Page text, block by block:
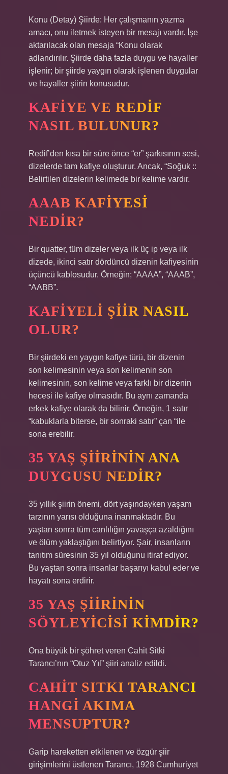
Konu (Detay) Şiirde: Her çalışmanın yazma
amacı, onu iletmek isteyen bir mesajı vardır. İşe
aktarılacak olan mesaja “Konu olarak
adlandırılır. Şiirde daha fazla duygu ve hayaller
işlenir; bir şiirde yaygın olarak işlenen duygular
ve hayaller şiirin konusudur.
KAFIYE VE REDIF
NASIL BULUNUR?
Redif’den kısa bir süre önce “er” şarkısının sesi,
dizelerde tam kafiye oluşturur. Ancak, “Soğuk ::
Belirtilen dizelerin kelimede bir kelime vardır.
AAAB KAFIYESI
NEDIR?
Bir quatter, tüm dizeler veya ilk üç ip veya ilk
dizede, ikinci satır dördüncü dizenin kafiyesinin
üçüncü kablosudur. Örneğin; “AAAA”, “AAAB”,
“AABB”.
KAFIYELI ŞIIR NASIL
OLUR?
Bir şiirdeki en yaygın kafiye türü, bir dizenin
son kelimesinin veya son kelimenin son
kelimesinin, son kelime veya farklı bir dizenin
hecesi ile kafiye olmasıdır. Bu aynı zamanda
erkek kafiye olarak da bilinir. Örneğin, 1 satır
“kabuklarla biterse, bir sonraki satır” çan “ile
sona erebilir.
35 YAŞ ŞIIRININ ANA
DUYGUSU NEDIR?
35 yıllık şiirin önemi, dört yaşındayken yaşam
tarzının yarısı olduğuna inanmaktadır. Bu
yaştan sonra tüm canlılığın yavaşça azaldığını
ve ölüm yaklaştığını belirtiyor. Şair, insanların
tanıtım süresinin 35 yıl olduğunu itiraf ediyor.
Bu yaştan sonra insanlar başarıyı kabul eder ve
hayatı sona erdirir.
35 YAŞ ŞIIRININ
SÖYLEYICISI KIMDIR?
Ona büyük bir şöhret veren Cahit Sitki
Tarancı’nın “Otuz Yıl” şiiri analiz edildi.
CAHIT SITKI TARANCI
HANGI AKIMA
MENSUPTUR?
Garip hareketten etkilenen ve özgür şiir
girişimlerini üstlenen Tarancı, 1928 Cumhuriyet